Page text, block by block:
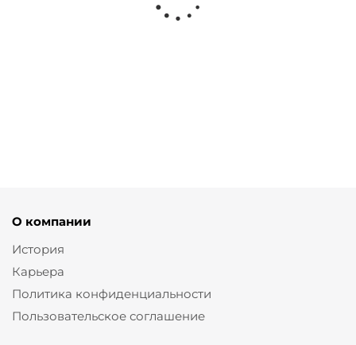
О компании
История
Карьера
Политика конфиденциальности
Пользовательское соглашение